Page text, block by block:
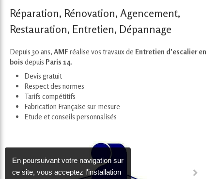
Réparation, Rénovation, Agencement,
Restauration, Entretien, Dépannage
Depuis 30 ans, AMF réalise vos travaux de Entretien d'escalier en
bois depuis Paris 14.
Devis gratuit
Respect des normes
Tarifs compétitifs
Fabrication Française sur-mesure
Etude et conseils personnalisés
En poursuivant votre navigation sur
ce site, vous acceptez l'installation